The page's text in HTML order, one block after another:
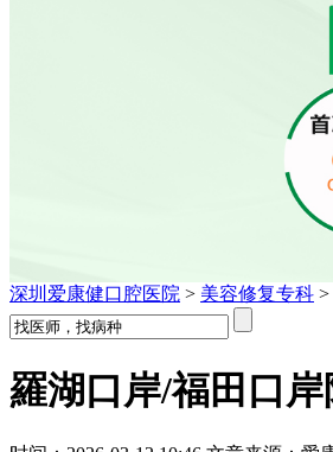
深圳爱康健口腔医院 > 美容修复专科 >
羅湖口岸/福田口